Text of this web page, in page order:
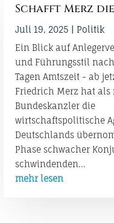
Schafft Merz die
Juli 19, 2025
Politik
Ein Blick auf
und Führungsstil
Tagen Amtszeit - ab
Friedrich Merz hat als
Bundeskanzler die
wirtschaftspolitische
Deutschlands
Phase schwacher
schwindenden...
mehr lesen